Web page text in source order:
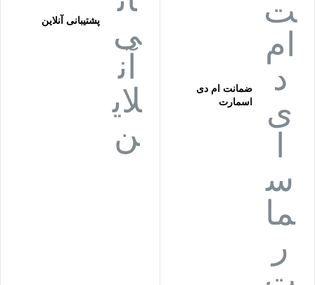
ضمانت ام دی
اسمارت
پشتیبانی آنلاین